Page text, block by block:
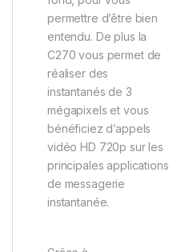
permettre d’être bien
entendu. De plus la
C270 vous permet de
réaliser des
instantanés de 3
mégapixels et vous
bénéficiez d’appels
vidéo HD 720p sur les
principales applications
de messagerie
instantanée.